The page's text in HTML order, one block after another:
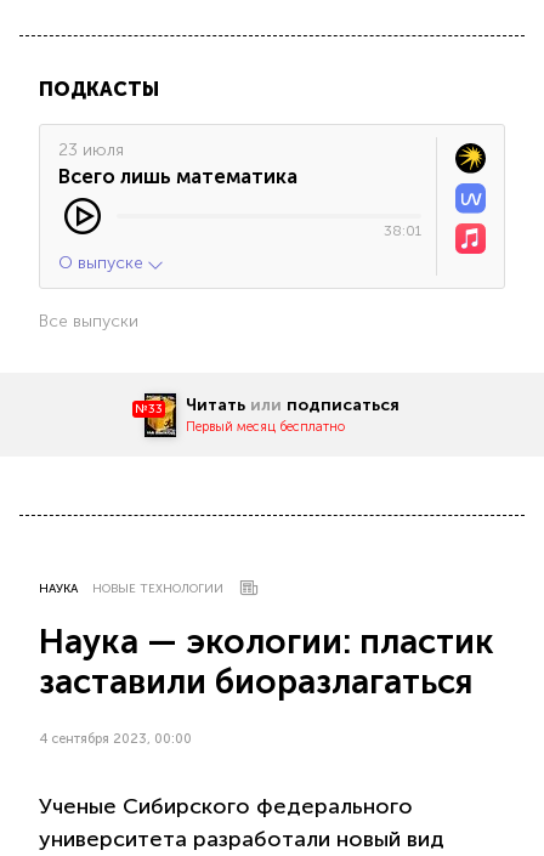
ПОДКАСТЫ
23 июля
Всего лишь математика
38:01
О выпуске
Все выпуски
№33 Читать или подписаться
Первый месяц бесплатно
НАУКА НОВЫЕ ТЕХНОЛОГИИ
Наука — экологии: пластик
заставили биоразлагаться
4 сентября 2023, 00:00
Ученые Сибирского федерального
университета разработали новый вид